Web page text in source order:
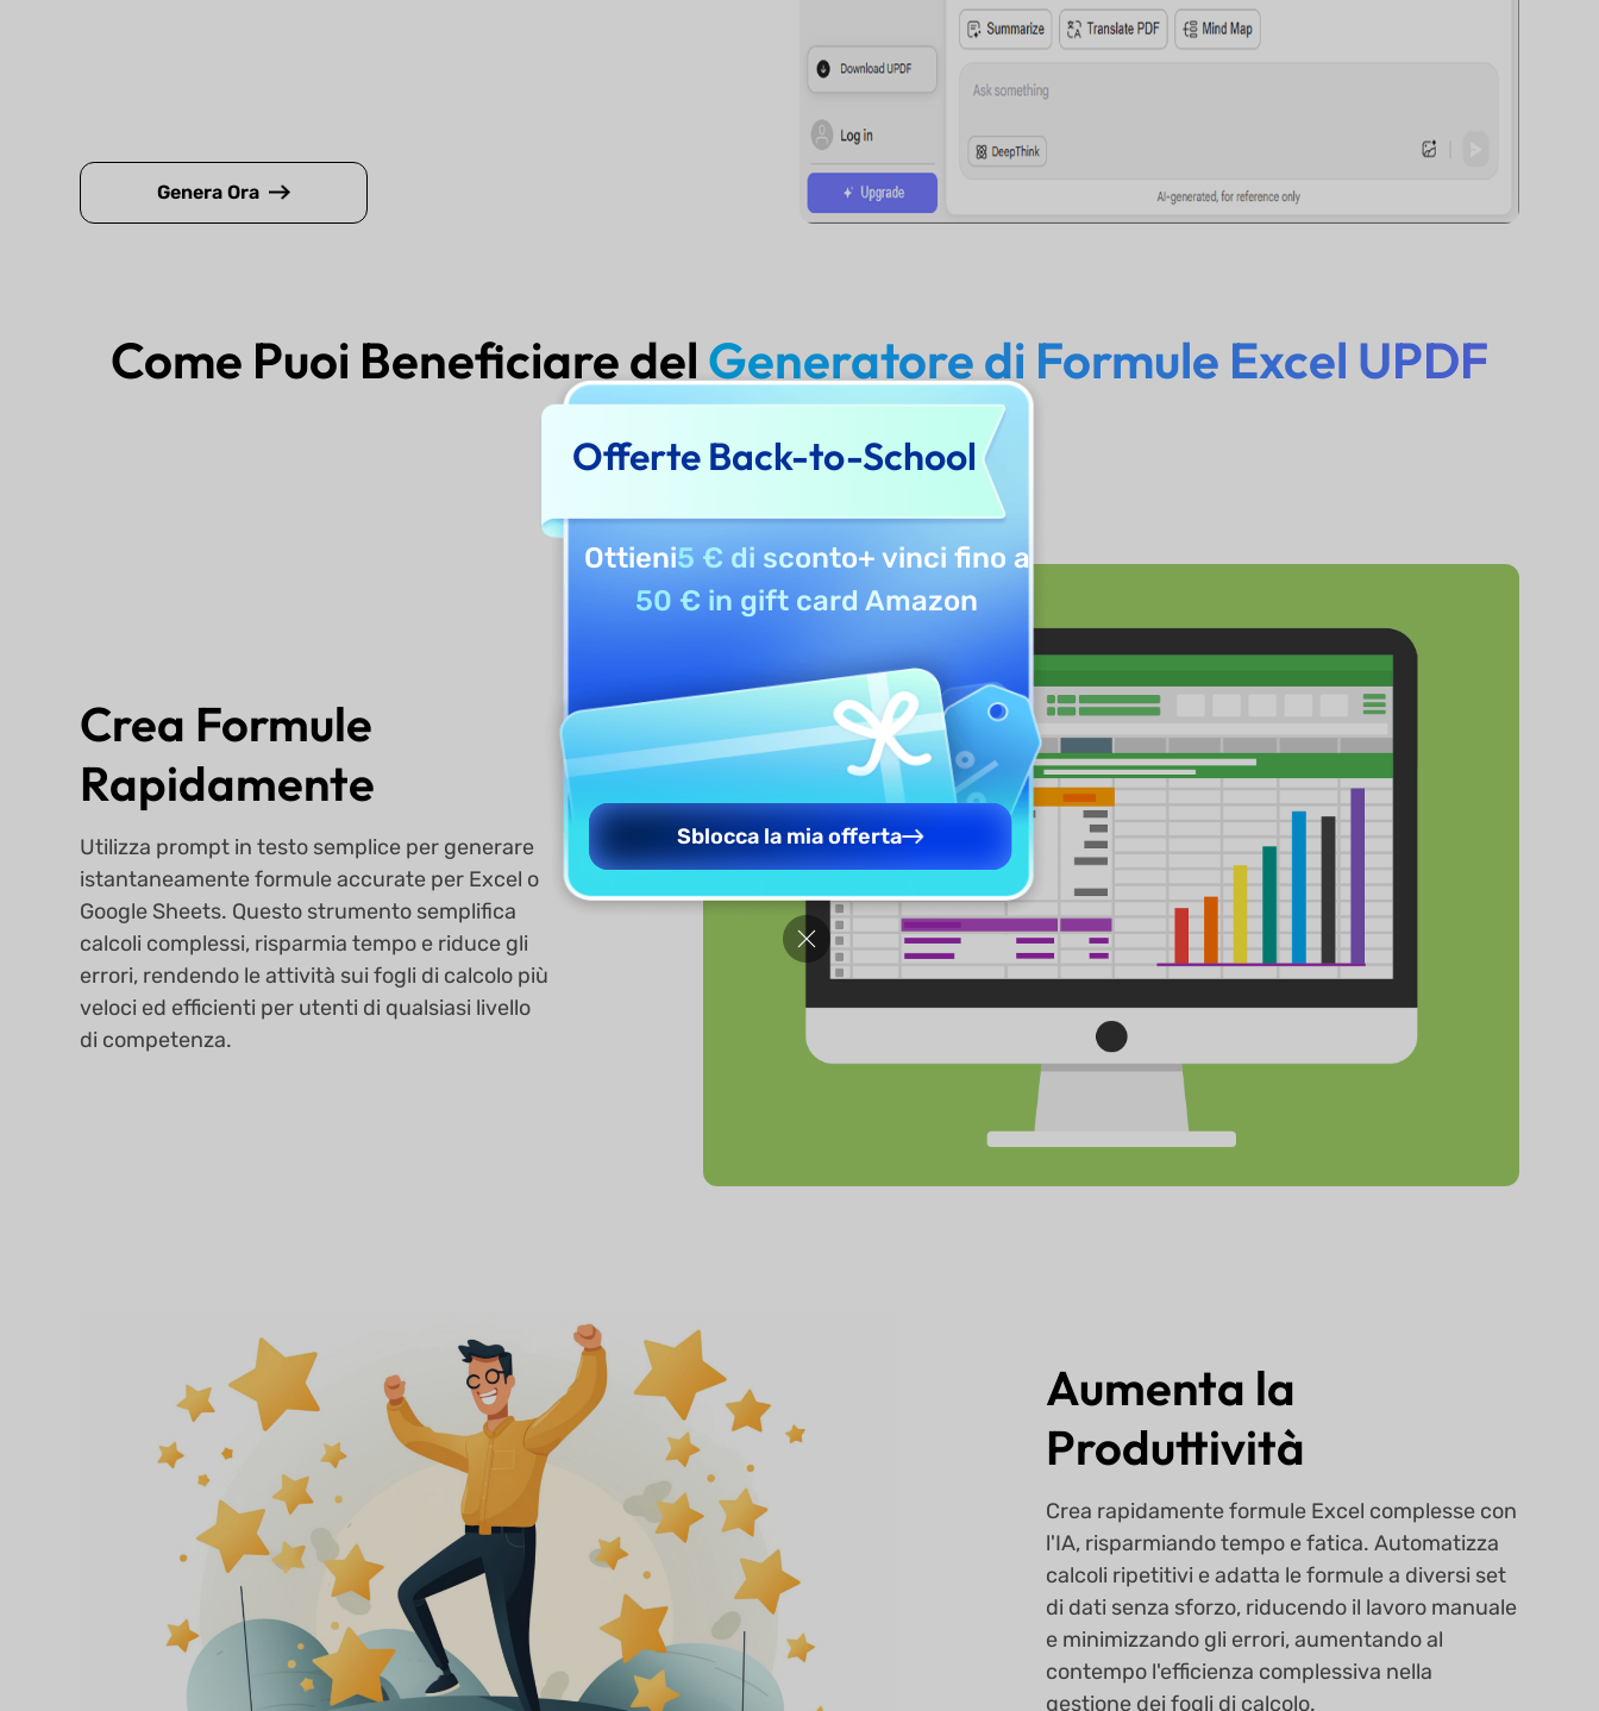
Genera Ora
Come Puoi Beneficiare del Generatore di Formule Excel UPDF
AI?​
Crea Formule
Rapidamente
Utilizza prompt in testo semplice per generare
istantaneamente formule accurate per Excel o
Google Sheets. Questo strumento semplifica
calcoli complessi, risparmia tempo e riduce gli
errori, rendendo le attività sui fogli di calcolo più
veloci ed efficienti per utenti di qualsiasi livello
di competenza.
Aumenta la
Produttività
Crea rapidamente formule Excel complesse con
l'IA, risparmiando tempo e fatica. Automatizza
calcoli ripetitivi e adatta le formule a diversi set
di dati senza sforzo, riducendo il lavoro manuale
e minimizzando gli errori, aumentando al
contempo l'efficienza complessiva nella
gestione dei fogli di calcolo.
Offerte Back-to-School
Ottieni5 € di sconto+ vinci fino a
50 € in gift card Amazon
Sblocca la mia offerta